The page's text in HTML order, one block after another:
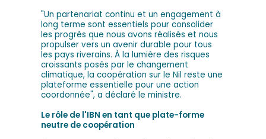
"Un partenariat continu et un engagement à
long terme sont essentiels pour consolider
les progrès que nous avons réalisés et nous
propulser vers un avenir durable pour tous
les pays riverains. À la lumière des risques
croissants posés par le changement
climatique, la coopération sur le Nil reste une
plateforme essentielle pour une action
coordonnée", a déclaré le ministre.
Le rôle de l'IBN en tant que plate-forme
neutre de coopération